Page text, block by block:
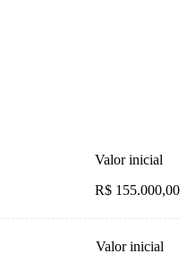
Valor inicial
R$ 155.000,00
Valor inicial